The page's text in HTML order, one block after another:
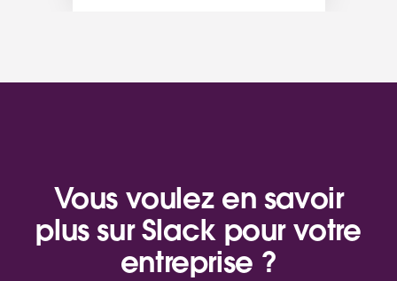
d
a
n
s
Vous voulez en savoir
plus sur Slack pour votre
entreprise ?